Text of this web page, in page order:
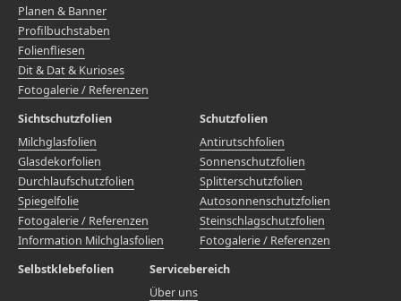
Planen & Banner
Profilbuchstaben
Folienfliesen
Dit & Dat & Kurioses
Fotogalerie / Referenzen
Sichtschutzfolien
Milchglasfolien
Glasdekorfolien
Durchlaufschutzfolien
Spiegelfolie
Fotogalerie / Referenzen
Information Milchglasfolien
Schutzfolien
Antirutschfolien
Sonnenschutzfolien
Splitterschutzfolien
Autosonnenschutzfolien
Steinschlagschutzfolien
Fotogalerie / Referenzen
Selbstklebefolien
Servicebereich
Über uns